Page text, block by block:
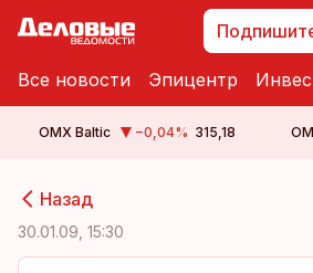
Все новости Эпицентр
OMX Baltic −0,04% 315,18
Назад
30.01.09, 15:30